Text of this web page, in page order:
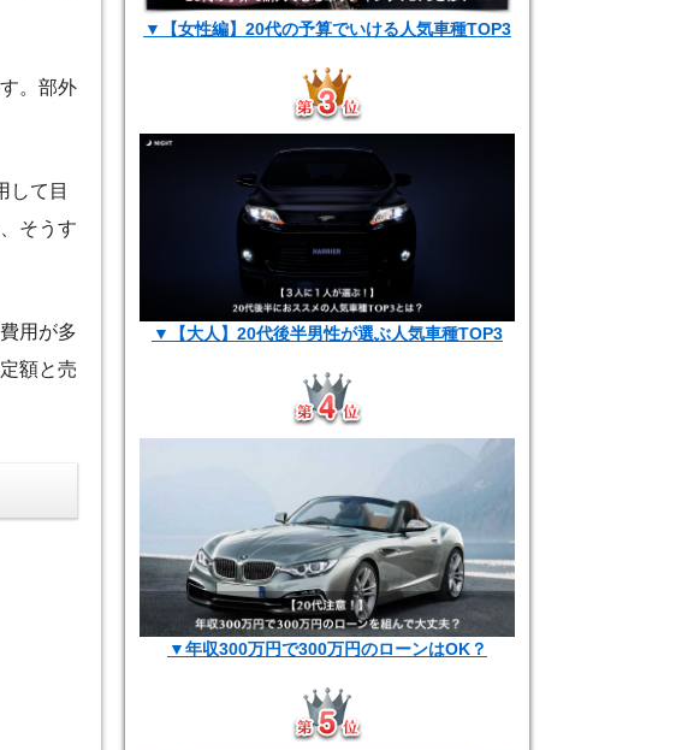
。部外
して目
そうす
用が多
額と売
▼【女性編】20代の予算でいける人気車種TOP3
▼【大人】20代後半男性が選ぶ人気車種TOP3
▼年収300万円で300万円のローンはOK？